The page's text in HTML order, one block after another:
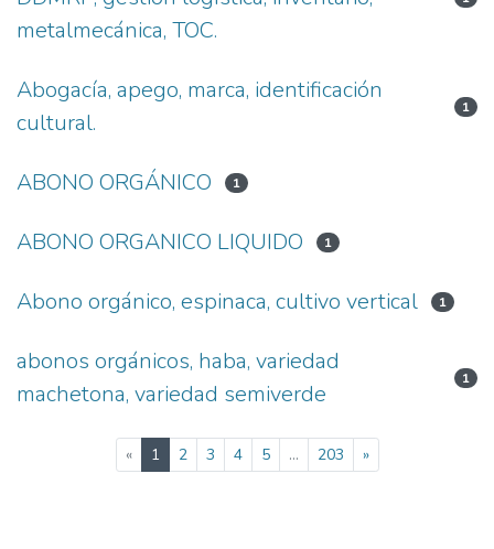
metalmecánica, TOC.
Abogacía, apego, marca, identificación
cultural.
1
ABONO ORGÁNICO 1
ABONO ORGANICO LIQUIDO 1
Abono orgánico, espinaca, cultivo vertical 1
abonos orgánicos, haba, variedad
machetona, variedad semiverde
1
« 1(current)
2 3 4 5 ... 203 »